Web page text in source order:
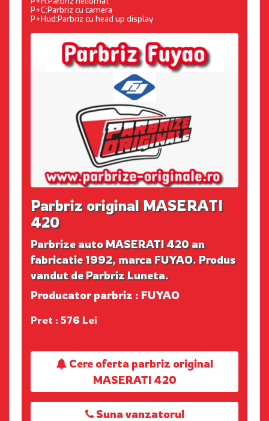
P+C:Parbriz cu camera
P+Hud:Parbriz cu head up display
Parbriz original MASERATI
420
Parbrize auto MASERATI 420 an
fabricatie 1992, marca FUYAO. Produs
vandut de Parbriz Luneta.
Producator parbriz : FUYAO
Pret : 576 Lei
Cere oferta parbriz original
MASERATI 420
Suna vanzatorul